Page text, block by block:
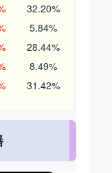
32.20%
5.84%
28.44%
8.49%
31.42%